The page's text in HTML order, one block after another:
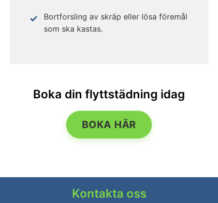
Bortforsling av skräp eller lösa föremål
som ska kastas.
Boka din flyttstädning idag
BOKA HÄR
Kontakta oss